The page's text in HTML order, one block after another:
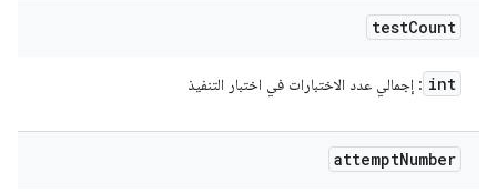
testCount
int : إجمالي عدد الاختبارات في اختبار التنفيذ
attemptNumber